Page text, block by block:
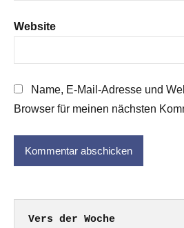
Website
Name, E-Mail-Adresse und
Browser für meinen nächsten
Vers der Woche